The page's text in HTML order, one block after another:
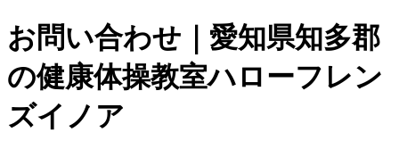
お問い合わせ｜愛知県知多郡
の健康体操教室ハローフレン
ズイノア